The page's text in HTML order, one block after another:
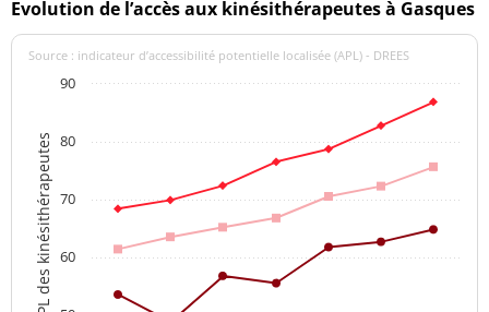
Evolution de l’accès aux kinésithérapeutes à Gasques
APL des kinésithérapeutes
Source : indicateur d’accessibilité potentielle localisée (APL) - DREES
60
70
80
90